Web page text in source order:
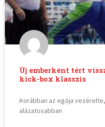
Új emberként tért
kick-box klasszis
Korábban az egója
alázatosabban